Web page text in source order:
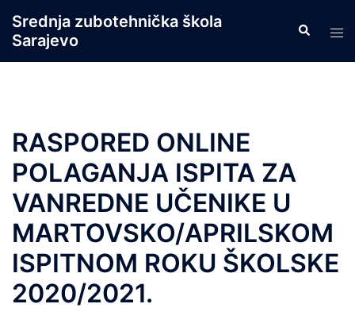
content
Srednja zubotehnička škola
Sarajevo
Search
RASPORED ONLINE
POLAGANJA ISPITA ZA
VANREDNE UČENIKE U
MARTOVSKO/APRILSKOM
ISPITNOM ROKU ŠKOLSKE
2020/2021.